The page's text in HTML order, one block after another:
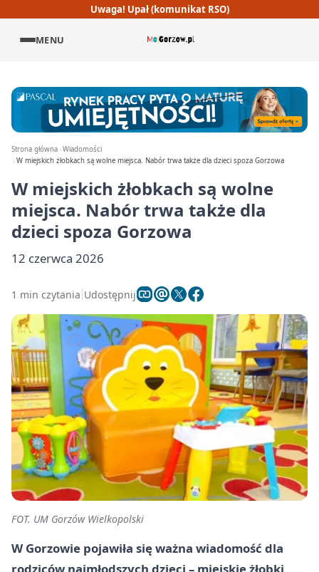
Uwaga! Upał (komunikat RSO)
MENU
Strona główna Wiadomości
W miejskich żłobkach są wolne miejsca. Nabór trwa także dla dzieci spoza Gorzowa
W miejskich żłobkach są wolne
miejsca. Nabór trwa także dla
dzieci spoza Gorzowa
12 czerwca 2026
1 min czytania Udostępnij
FOT. UM Gorzów Wielkopolski
W Gorzowie pojawiła się ważna wiadomość dla
rodziców najmłodszych dzieci – miejskie żłobki